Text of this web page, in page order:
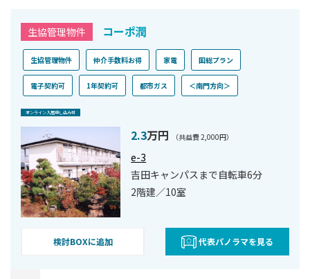
生協管理物件 コーポ潤
生協管理物件 仲介手数料お得 家電 国総プラン
電子契約可 1年契約可 都市ガス ＜南門方向＞
オンライン⼊居申し込み可
2.3万円 （共益費 2,000円）
e-3
吉田キャンパスまで自転車6分
2階建／10室
検討BOXに追加 代表パノラマを見る